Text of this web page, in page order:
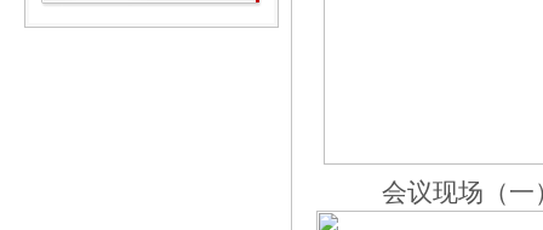
会议现场（一